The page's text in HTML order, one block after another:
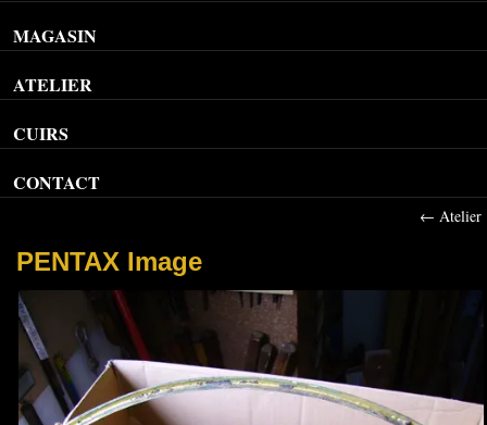
MAGASIN
ATELIER
CUIRS
CONTACT
← Atelier
PENTAX Image